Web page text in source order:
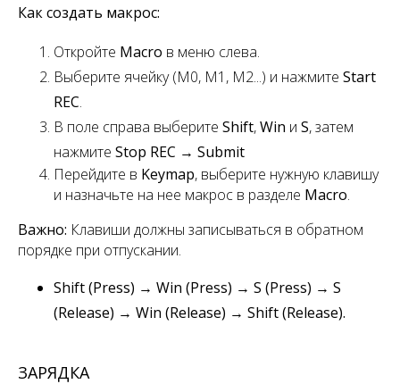
Как создать макрос:
Откройте Macro в меню слева.
Выберите ячейку (M0, M1, M2...) и нажмите Start
REC.
В поле справа выберите Shift,Win и S, затем
нажмите Stop REC → Submit
Перейдите в Keymap, выберите нужную клавишу
и назначьте на нее макрос в разделе Macro.
Важно: Клавиши должны записываться в обратном
порядке при отпускании.
Shift (Press) → Win (Press) → S (Press) → S
(Release) → Win (Release) → Shift (Release).
ЗАРЯДКА